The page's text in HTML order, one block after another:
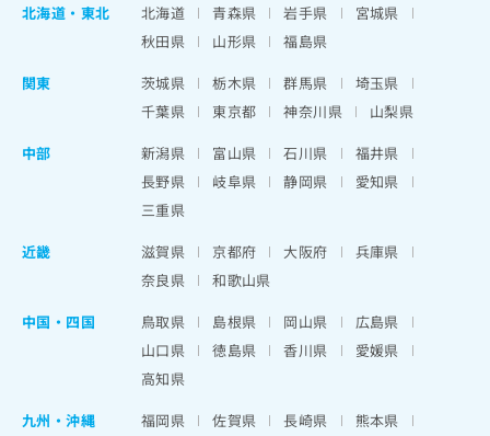
北海道 ・ 東北 北海道 青森県 岩手県
宮城県
秋田県
山形県
福島県
関東
茨城県 栃木県 群馬県
埼玉県
千葉県
東京都 神奈川県
山梨県
中部
新潟県 富山県 石川県
福井県
長野県
岐阜県 静岡県
愛知県
三重県
近畿
滋賀県 京都府 大阪府
兵庫県
奈良県
和歌山県
中国・四国
鳥取県 島根県 岡山県
広島県
山口県
徳島県 香川県
愛媛県
高知県
九州・沖縄
福岡県 佐賀県 長崎県
熊本県